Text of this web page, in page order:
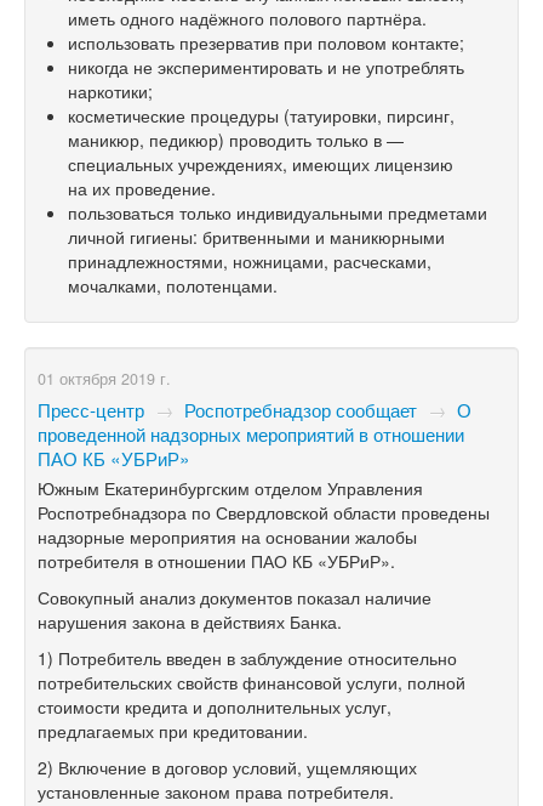
иметь одного надёжного полового партнёра.
использовать презерватив при половом контакте;
никогда не экспериментировать и не употреблять
наркотики;
косметические процедуры (татуировки, пирсинг,
маникюр, педикюр) проводить только в —
специальных учреждениях, имеющих лицензию
на их проведение.
пользоваться только индивидуальными предметами
личной гигиены: бритвенными и маникюрными
принадлежностями, ножницами, расческами,
мочалками, полотенцами.
01 октября 2019 г.
Пресс-центр → Роспотребнадзор сообщает → О
проведенной надзорных мероприятий в отношении
ПАО КБ «УБРиР»
Южным Екатеринбургским отделом Управления
Роспотребнадзора по Свердловской области проведены
надзорные мероприятия на основании жалобы
потребителя в отношении ПАО КБ «УБРиР».
Совокупный анализ документов показал наличие
нарушения закона в действиях Банка.
1) Потребитель введен в заблуждение относительно
потребительских свойств финансовой услуги, полной
стоимости кредита и дополнительных услуг,
предлагаемых при кредитовании.
2) Включение в договор условий, ущемляющих
установленные законом права потребителя.